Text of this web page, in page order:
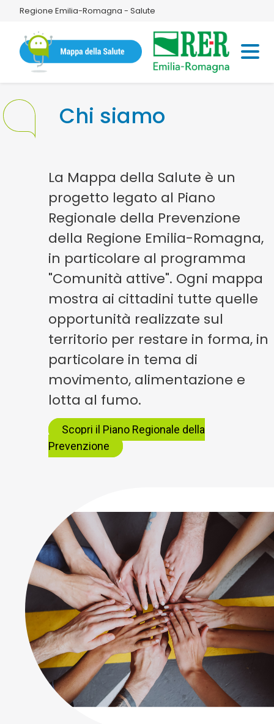
Regione Emilia-Romagna - Salute
Chi siamo
La Mappa della Salute è un
progetto legato al Piano
Regionale della Prevenzione
della Regione Emilia-Romagna,
in particolare al programma
"Comunità attive". Ogni mappa
mostra ai cittadini tutte quelle
opportunità realizzate sul
territorio per restare in forma, in
particolare in tema di
movimento, alimentazione e
lotta al fumo.
Scopri il Piano Regionale della
Prevenzione